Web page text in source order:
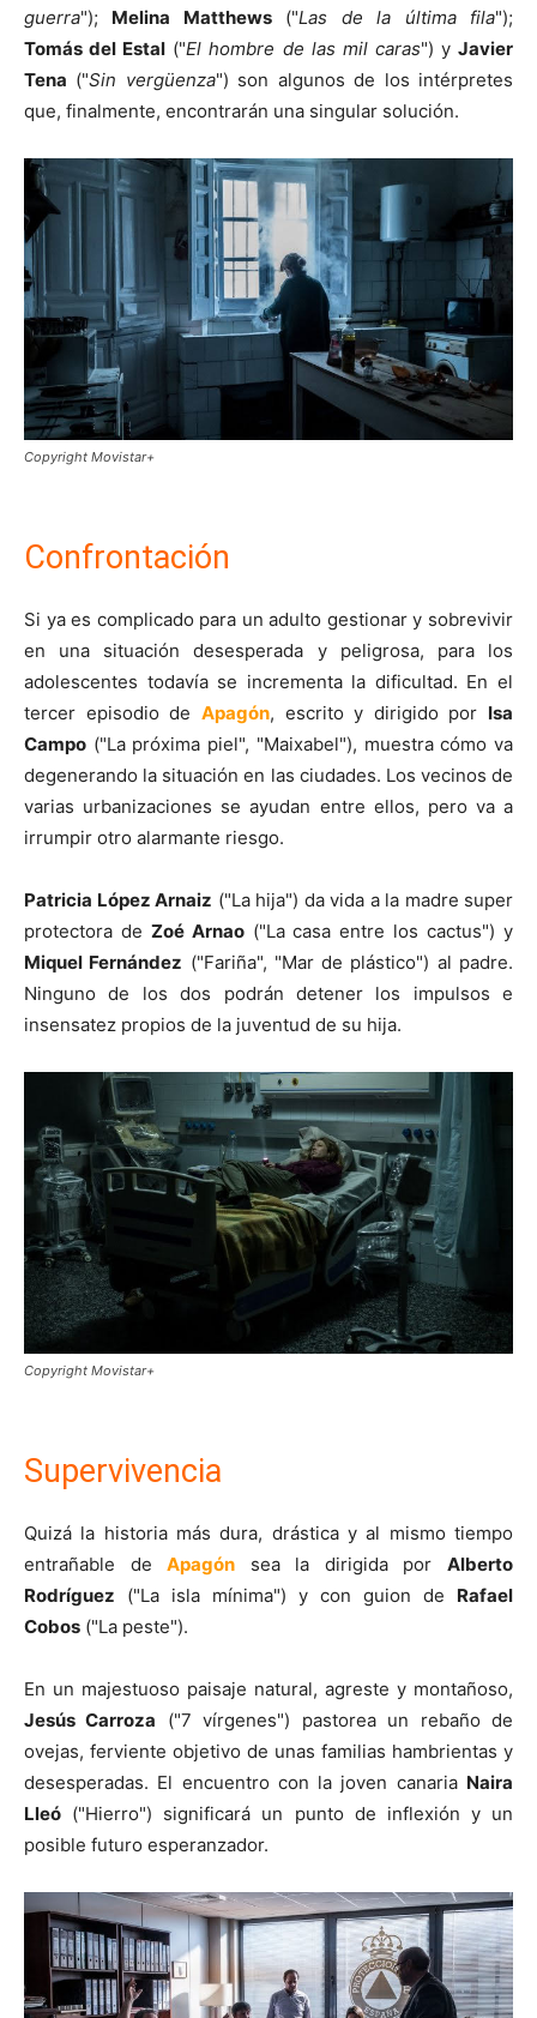
guerra"); Melina Matthews("Las de la última fila");
Tomás del Estal ("El hombre de las mil caras") yJavier
Tena ("Sin vergüenza") son algunos de los intérpretes
que, finalmente, encontrarán una singular solución.
Copyright Movistar+
Confrontación
Si ya es complicado para un adulto gestionar y sobrevivir
en una situación desesperada y peligrosa, para los
adolescentes todavía se incrementa la dificultad. En el
tercer episodio de Apagón, escrito y dirigido por Isa
Campo ("La próxima piel", "Maixabel"), muestra cómo va
degenerando la situación en las ciudades. Los vecinos de
varias urbanizaciones se ayudan entre ellos, pero va a
irrumpir otro alarmante riesgo.
Patricia López Arnaiz ("La hija") da vida a la madre super
protectora de Zoé Arnao("La casa entre los cactus") y
Miquel Fernández ("Fariña", "Mar de plástico") al padre.
Ninguno de los dos podrán detener los impulsos e
insensatez propios de la juventud de su hija.
Copyright Movistar+
Supervivencia
Quizá la historia más dura, drástica y al mismo tiempo
entrañable deApagón sea la dirigida porAlberto
Rodríguez ("La isla mínima") y con guion de Rafael
Cobos ("La peste").
En un majestuoso paisaje natural, agreste y montañoso,
Jesús Carroza ("7 vírgenes") pastorea un rebaño de
ovejas, ferviente objetivo de unas familias hambrientas y
desesperadas. El encuentro con la joven canaria Naira
Lleó ("Hierro") significará un punto de inflexión y un
posible futuro esperanzador.